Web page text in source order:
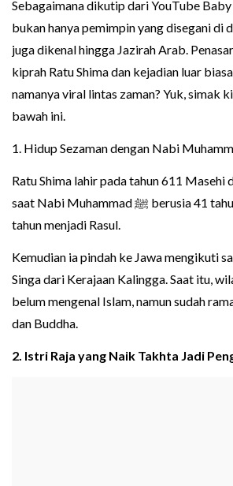
Sebagaimana dikutip dari YouTube Baby
bukan hanya pemimpin yang disegani di
juga dikenal hingga Jazirah Arab.
kiprah Ratu Shima dan kejadian luar
namanya viral lintas zaman? Yuk, simak
bawah ini.
Ratu Shima lahir pada tahun 611 Masehi
saat Nabi Muhammad ﷺ berusia 41 tahun dan baru satu
tahun menjadi Rasul.
Kemudian ia pindah ke Jawa mengikuti
Singa dari Kerajaan Kalingga. Saat itu,
belum mengenal Islam, namun sudah
dan Buddha.
2. Istri Raja yang Naik Takhta Jadi